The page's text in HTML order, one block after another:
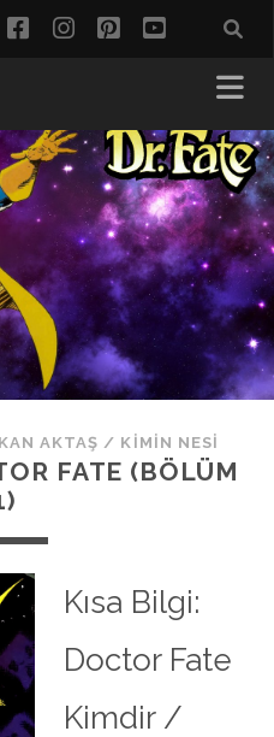
facebookinstagram
pinterest
youtube
AKTAŞ / KIMIN NESI
FATE (BÖLÜM
Kısa Bilgi:
Doctor Fate
Kimdir /